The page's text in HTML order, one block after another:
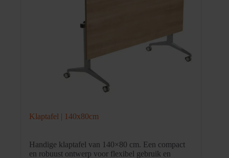
Klaptafel | 140x80cm
Handige klaptafel van 140×80 cm. Een compact
en robuust ontwerp voor flexibel gebruik en